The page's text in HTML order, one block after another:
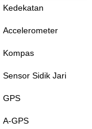
Kedekatan
Accelerometer
Kompas
Sensor Sidik Jari
GPS
A-GPS